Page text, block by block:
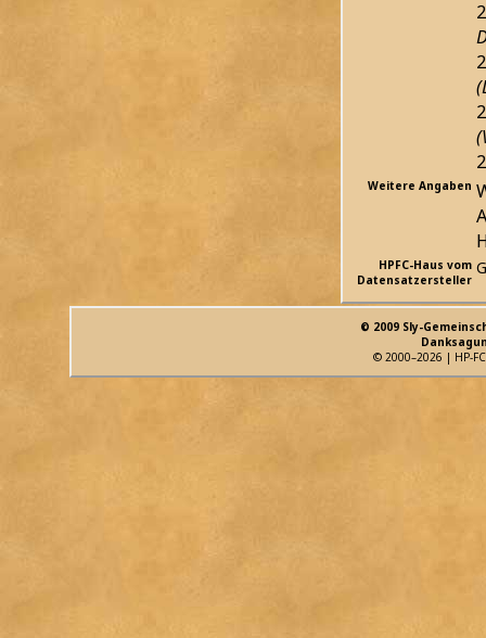
Weitere Angaben
HPFC-Haus vom
Datensatzersteller
© 2009 Sly-
© 2000–2026 | HP-